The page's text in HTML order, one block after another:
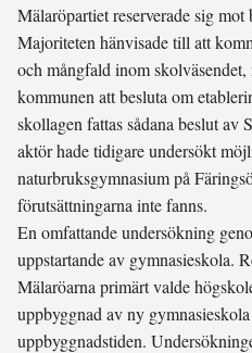
Mälaröpartiet reserverade sig mot
Majoriteten hänvisade till att
och mångfald inom
kommunen att besluta om
skollagen fattas sådana beslut
aktör hade tidigare undersökt
naturbruksgymnasium på
förutsättningarna inte fanns.
En omfattande undersökning
uppstartande av gymnasieskola.
Mälaröarna primärt valde
uppbyggnad av ny
uppbyggnadstiden.